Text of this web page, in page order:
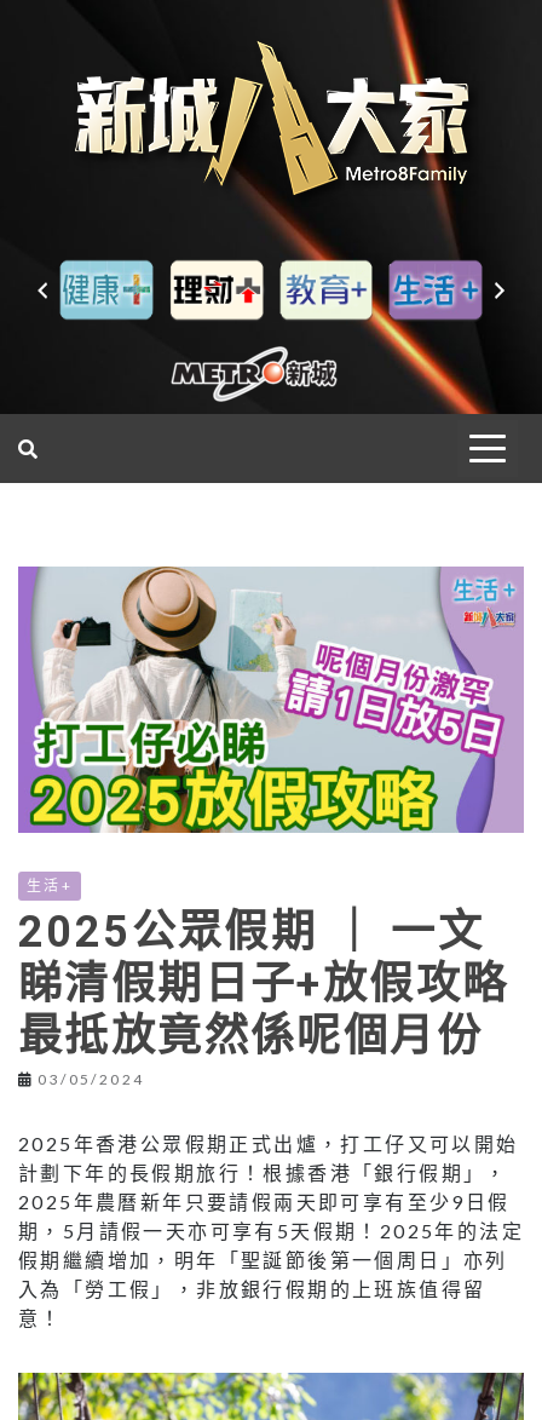
生活+
2025公眾假期 ｜ 一文
睇清假期日子+放假攻略
最抵放竟然係呢個月份
03/05/2024
2025年香港公眾假期正式出爐，打工仔又可以開始
計劃下年的長假期旅行！根據香港「銀行假期」，
2025年農曆新年只要請假兩天即可享有至少9日假
期，5月請假一天亦可享有5天假期！2025年的法定
假期繼續增加，明年「聖誕節後第一個周日」亦列
入為「勞工假」，非放銀行假期的上班族值得留
意！